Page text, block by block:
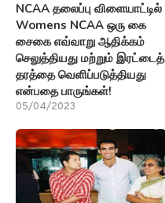
NCAA தலைப்பு விளையாட்டில்
Womens NCAA ஒரு கை
சைகை எவ்வாறு ஆதிக்கம்
செலுத்தியது மற்றும் இரட்டைத்
தரத்தை வெளிப்படுத்தியது
என்பதை பாருங்கள்!
05/04/2023